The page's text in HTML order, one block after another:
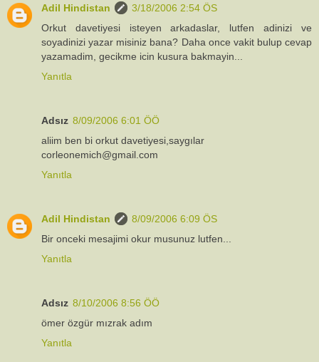
Adil Hindistan
3/18/2006 2:54 ÖS
Orkut davetiyesi isteyen arkadaslar, lutfen adinizi ve
soyadinizi yazar misiniz bana? Daha once vakit bulup cevap
yazamadim, gecikme icin kusura bakmayin...
Yanıtla
Adsız 8/09/2006 6:01 ÖÖ
aliim ben bi orkut davetiyesi,saygılar
corleonemich@gmail.com
Yanıtla
Adil Hindistan
8/09/2006 6:09 ÖS
Bir onceki mesajimi okur musunuz lutfen...
Yanıtla
Adsız 8/10/2006 8:56 ÖÖ
ömer özgür mızrak adım
Yanıtla